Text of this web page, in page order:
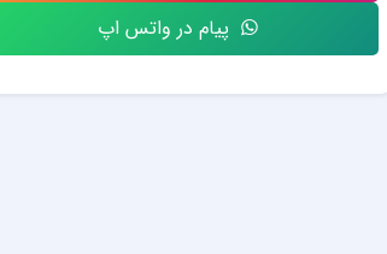
پیام در واتس اپ